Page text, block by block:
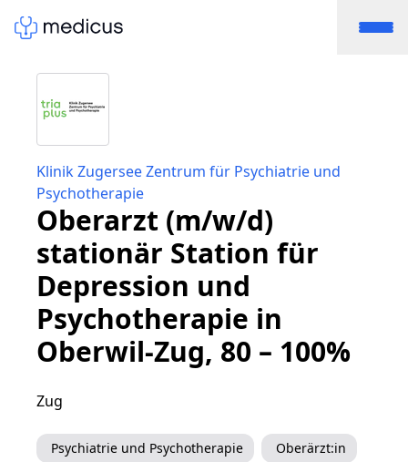
Klinik Zugersee Zentrum für Psychiatrie und
Psychotherapie
Oberarzt (m/w/d)
stationär Station für
Depression und
Psychotherapie in
Oberwil-Zug, 80 – 100%
Zug
Psychiatrie und Psychotherapie Oberärzt:in